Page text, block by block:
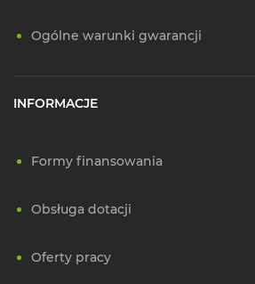
Ogólne warunki gwarancji
INFORMACJE
Formy finansowania
Obsługa dotacji
Oferty pracy